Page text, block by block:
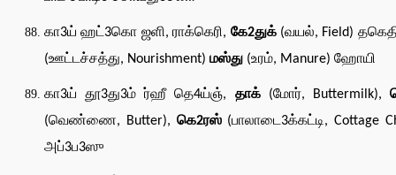
கா3ய் ஹட்3கொ ஜளி, ராக்கெரி, கே2துக்(வயல், Field)
(ஊட்டச்சத்து, Nourishment) மஸ்து (உரம், Manure) ஹோயி
கா3ய் தூ3து3ம் ர்ஹீ தெ4ய்ஞ், தாக்(மோர், Buttermilk),
(வெண்ணை, Butter), கெ2ரஸ்(பாலாடை3க்கட்டி, Cottage
அப்3ப3ஸு